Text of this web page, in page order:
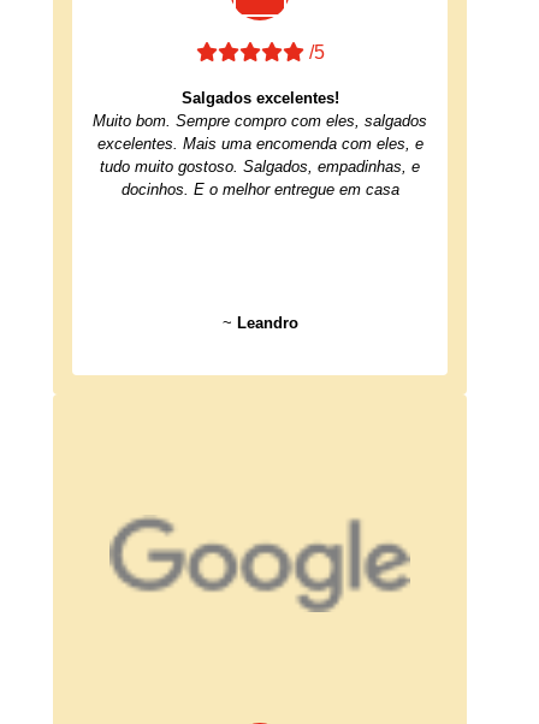
/5
Salgados excelentes!
Muito bom. Sempre compro com eles, salgados
excelentes. Mais uma encomenda com eles, e
tudo muito gostoso. Salgados, empadinhas, e
docinhos. E o melhor entregue em casa
~ Leandro